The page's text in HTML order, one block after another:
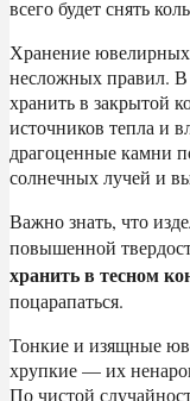
всего будет снять
Хранение ювелирных
несложных правил. В
хранить в закрытой
источников тепла и
драгоценные камни
солнечных лучей и
Важно знать, что
повышенной
хранить в тесном
поцарапаться.
Тонкие и изящные
хрупкие — их
По чистой